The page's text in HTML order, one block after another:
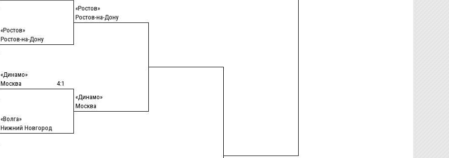
«Ростов»
Ростов-на-Дону
«Ростов»
Ростов-на-Дону
«Динамо»
Москва
«Динамо»
Москва
4:1
«Волга»
Нижний Новгород